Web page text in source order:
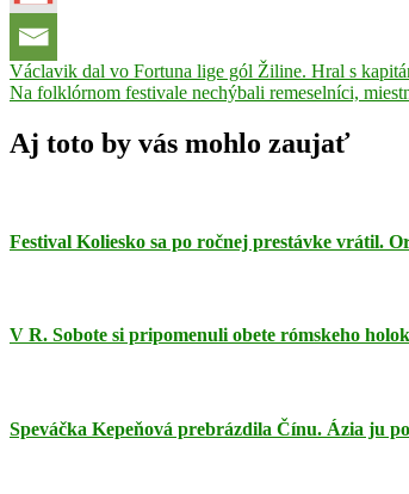
Čierny
orolRimavská
LuludiRomsky
kvietok
Navigácia
v
článku
Previous
Post:
Václavik dal vo Fortuna lige gól Žiline. Hral s
Next
Na folklórnom festivale nechýbali remeselníci,
Aj toto by vás mohlo zaujať
Festival Koliesko sa po ročnej prestávke vrátil.
V R. Sobote si pripomenuli obete rómskeho
Speváčka Kepeňová prebrázdila Čínu. Ázia ju